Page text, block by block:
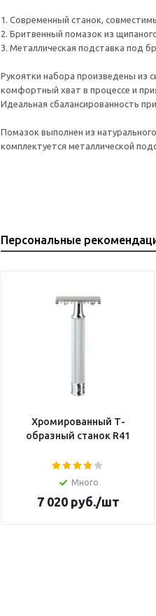
1. Современный станок,
2. Бритвенный помазок из
3. Металлическая подставка под
Рукоятки набора произведены из
комфортный хват в процессе и
Идеальная сбалансированность
Помазок выполнен из
комплектуется металлической
Персональные
Хромированный Т-
образный станок R41
Много
7 020руб./шт